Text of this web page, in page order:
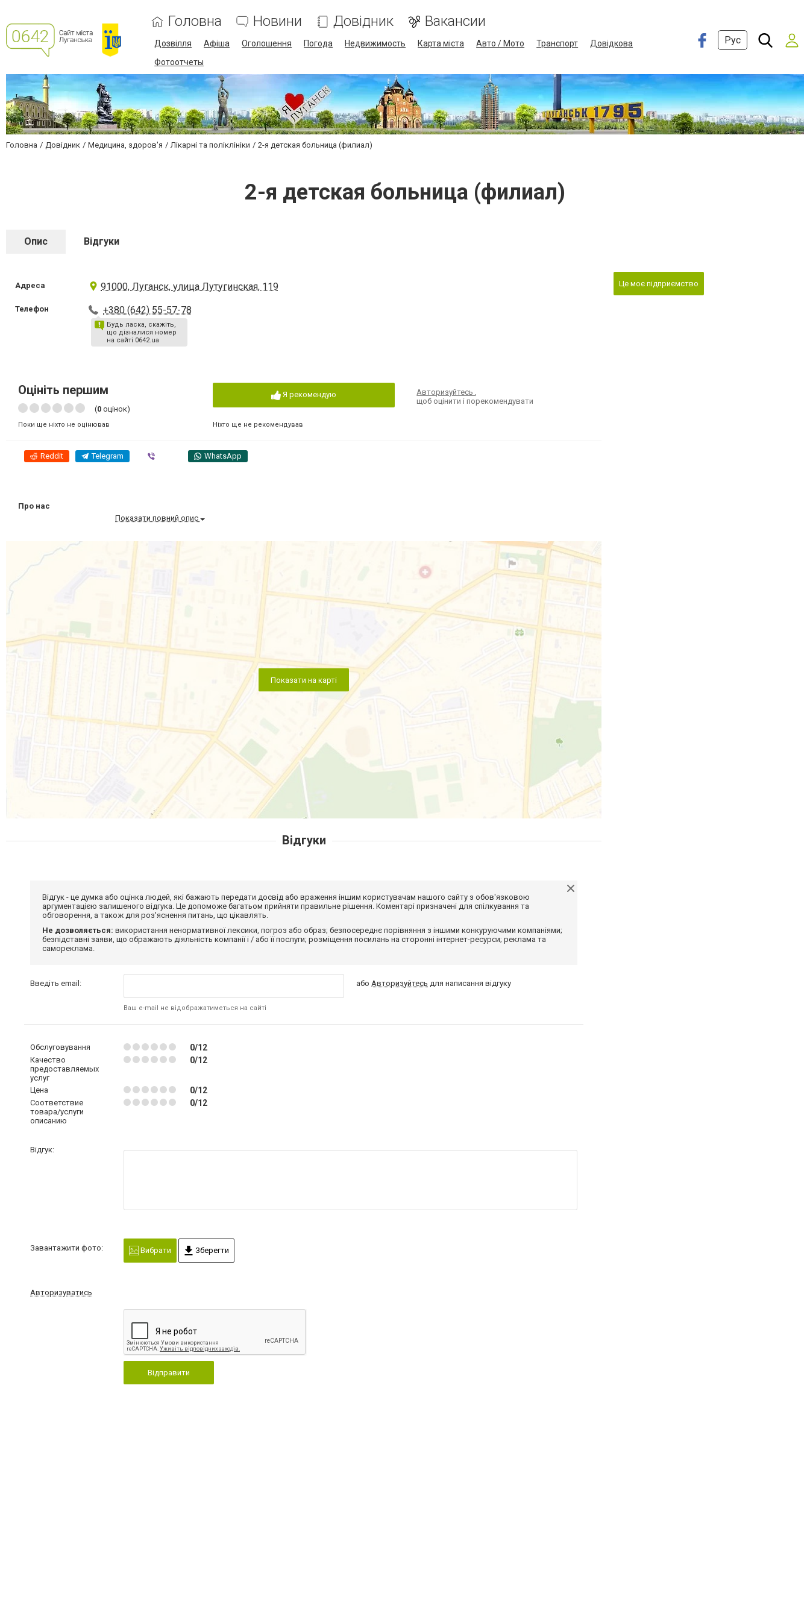
Головна Новини Довідник Вакансии
Дозвілля Афіша Оголошення Погода Недвижимость Карта міста Авто / Мото Транспорт
Довідкова
Фотоотчеты
Рус
Головна Довідник Медицина, здоров'я Лікарні та поліклініки 2-я детская больница (филиал)
2-я детская больница (филиал)
Опис Відгуки
Адреса 91000, Луганск, улица Лутугинская, 119
Телефон +380 (642) 55-57-78
Будь ласка, скажіть,
що дізналися номер
на сайті 0642.ua
Оцініть першим
(0 оцінок)
Поки ще ніхто не оцінював
Я рекомендую
Ніхто ще не рекомендував
Авторизуйтесь,
щоб оцінити і порекомендувати
Reddit Telegram WhatsApp
Про нас
Показати повний опис
Показати на карті
Це моє підприємство
Відгуки
Відгук - це думка або оцінка людей, які бажають передати досвід або враження іншим користувачам нашого сайту з обов'язковою
аргументацією залишеного відгука. Це допоможе багатьом прийняти правильне рішення. Коментарі призначені для спілкування та
обговорення, а також для роз'яснення питань, що цікавлять.
Не дозволяється: використання ненормативної лексики, погроз або образ; безпосереднє порівняння з іншими конкуруючими компаніями;
безпідставні заяви, що ображають діяльність компанії і / або її послуги; розміщення посилань на сторонні інтернет-ресурси; реклама та
самореклама.
Введіть email:
Ваш e-mail не відображатиметься на сайті
або Авторизуйтесь для написання відгуку
Обслуговування 0/12
Качество
предоставляемых
услуг
0/12
Цена 0/12
Соответствие
товара/услуги
описанию
0/12
Відгук:
Завантажити фото: Вибрати Зберегти
Авторизуватись
Відправити